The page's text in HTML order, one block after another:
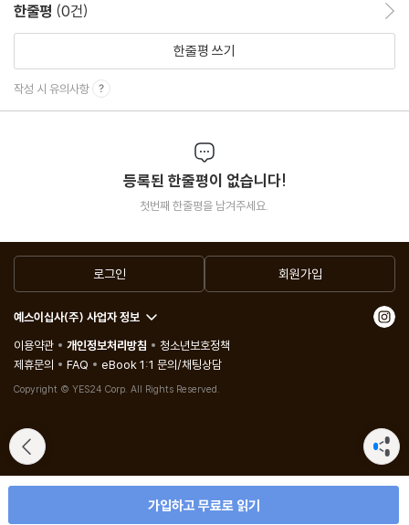
한줄평 (0건)
한줄평 쓰기
작성 시 유의사항
등록된 한줄평이 없습니다!
첫번째 한줄평을 남겨주세요.
가입하고 무료로 읽기
로그인 회원가입
예스이십사(주) 사업자 정보
이용약관
개인정보처리방침
청소년보호정책
제휴문의
FAQ eBook 1:1 문의/채팅상담
Copyright © YES24 Corp. All Rights Reserved.